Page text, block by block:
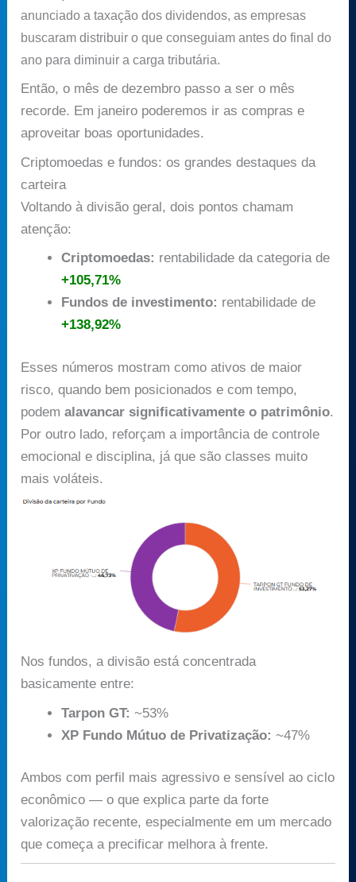
anunciado a taxação dos dividendos, as empresas
buscaram distribuir o que conseguiam antes do final do
ano para diminuir a carga tributária.
Então, o mês de dezembro passo a ser o mês
recorde. Em janeiro poderemos ir as compras e
aproveitar boas oportunidades.
Criptomoedas e fundos: os grandes destaques da
carteira
Voltando à divisão geral, dois pontos chamam
atenção:
Criptomoedas: rentabilidade da categoria de
+105,71%
Fundos de investimento: rentabilidade de
+138,92%
Esses números mostram como ativos de maior
risco, quando bem posicionados e com tempo,
podemalavancar significativamente o patrimônio.
Por outro lado, reforçam a importância de controle
emocional e disciplina, já que são classes muito
mais voláteis.
Nos fundos, a divisão está concentrada
basicamente entre:
Tarpon GT: ~53%
XP Fundo Mútuo de Privatização: ~47%
Ambos com perfil mais agressivo e sensível ao ciclo
econômico — o que explica parte da forte
valorização recente, especialmente em um mercado
que começa a precificar melhora à frente.